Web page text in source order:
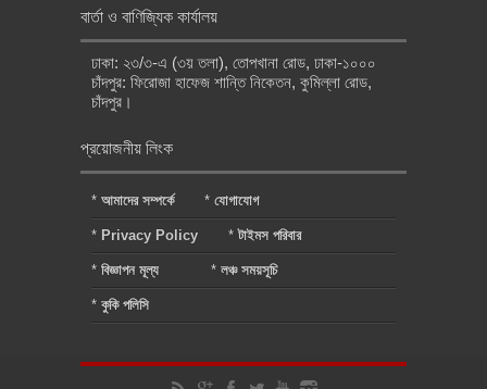
বার্তা ও বাণিজ্যিক কার্যালয়
ঢাকা: ২৩/৩-এ (৩য় তলা), তোপখানা রোড, ঢাকা-১০০০
চাঁদপুর: ফিরোজা হাফেজ শান্তি নিকেতন, কুমিল্লা রোড,
চাঁদপুর।
প্রয়োজনীয় লিংক
* আমাদের সম্পর্কে * যোগাযোগ
* Privacy Policy *টাইমস পরিবার
* বিজ্ঞাপন মূল্য * লঞ্চ সময়সূচি
* কুকি পলিসি